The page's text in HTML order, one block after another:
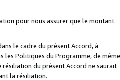
pour nous assurer que le montant
le cadre du présent Accord, à
les Politiques du Programme, de même
du présent Accord ne saurait
la résiliation.